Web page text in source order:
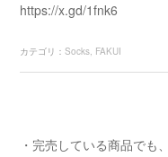
https://x.gd/1fnk6
カテゴリ ： Socks FAKUI
・完売している商品でも